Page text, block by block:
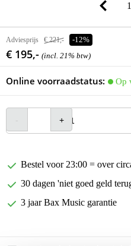
1
Adviesprijs € 221,- -12%
€ 195,- (incl. 21% btw)
Online voorraadstatus: Op
Bestel voor 23:00 = over
30 dagen 'niet goed geld
3 jaar Bax Music garantie